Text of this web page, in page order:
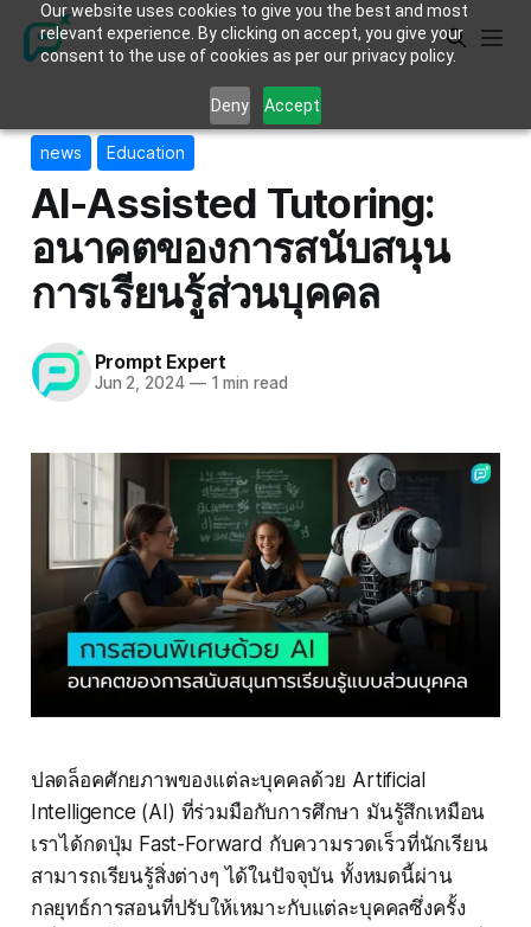
Our website uses cookies to give you the best and most
relevant experience. By clicking on accept, you give your
consent to the use of cookies as per our privacy policy.
Deny Accept
news Education
AI-Assisted Tutoring:
อนาคตของการสนับสนุน
การเรียนรู้ส่วนบุคคล
Prompt Expert
Jun 2, 2024 —1 min read
ปลดล็อคศักยภาพของแต่ละบุคคลด้วย Artificial
Intelligence (AI) ที่ร่วมมือกับการศึกษา มันรู้สึกเหมือน
เราได้กดปุ่ม Fast-Forward กับความรวดเร็วที่นักเรียน
สามารถเรียนรู้สิ่งต่างๆ ได้ในปัจจุบัน ทั้งหมดนี้ผ่าน
กลยุทธ์การสอนที่ปรับให้เหมาะกับแต่ละบุคคลซึ่งครั้ง